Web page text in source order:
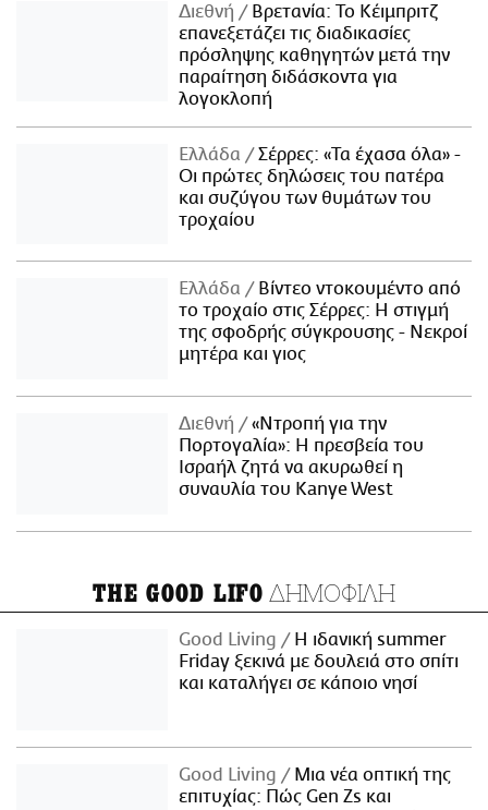
Διεθνή
Βρετανία: Το Κέιμπριτζ
επανεξετάζει τις διαδικασίες
πρόσληψης καθηγητών μετά την
παραίτηση διδάσκοντα για
λογοκλοπή
Ελλάδα
Σέρρες: «Τα έχασα όλα» -
Οι πρώτες δηλώσεις του πατέρα
και συζύγου των θυμάτων του
τροχαίου
Ελλάδα
Βίντεο ντοκουμέντο από
το τροχαίο στις Σέρρες: Η στιγμή
της σφοδρής σύγκρουσης - Νεκροί
μητέρα και γιος
Διεθνή
«Ντροπή για την
Πορτογαλία»: Η πρεσβεία του
Ισραήλ ζητά να ακυρωθεί η
συναυλία του Kanye West
THE GOOD LIFO ΔΗΜΟΦΙΛΗ
Good Living
Η ιδανική summer
Friday ξεκινά με δουλειά στο σπίτι
και καταλήγει σε κάποιο νησί
Good Living
Μια νέα οπτική της
επιτυχίας: Πώς Gen Zs και